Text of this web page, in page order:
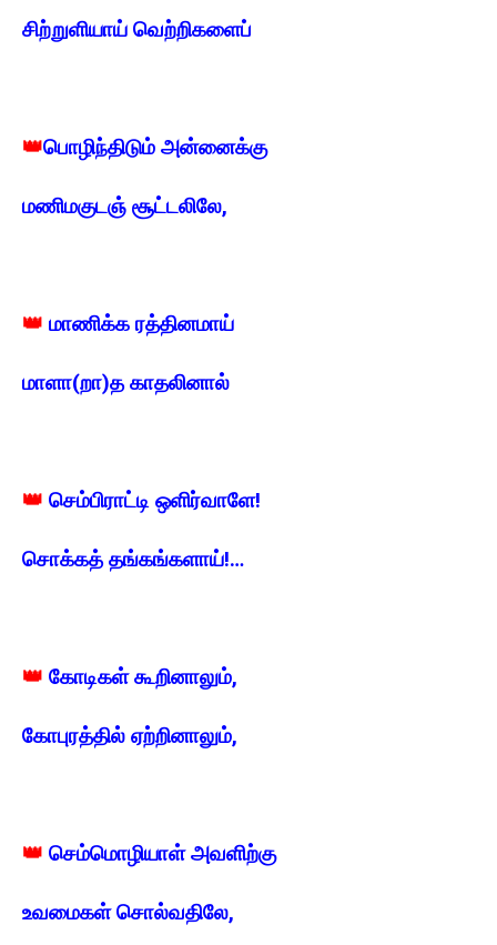
சிற்றுளியாய் வெற்றிகளைப்
👑பொழிந்திடும் அன்னைக்கு
மணிமகுடஞ் சூட்டலிலே,
👑 மாணிக்க ரத்தினமாய்
மாளா(றா)த காதலினால்
👑 செம்பிராட்டி ஒளிர்வாளே!
சொக்கத் தங்கங்களாய்!…
👑 கோடிகள் கூறினாலும்,
கோபுரத்தில் ஏற்றினாலும்,
👑 செம்மொழியாள் அவளிற்கு
உவமைகள் சொல்வதிலே,